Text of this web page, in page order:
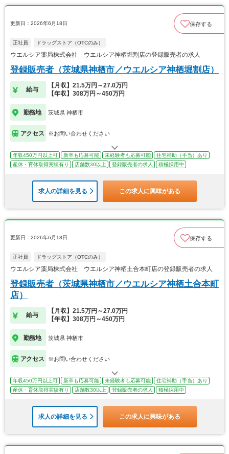
更新日：2026年6月18日 保存する
正社員 ドラッグストア（OTCのみ）
ウエルシア薬局株式会社 ウエルシア神栖堀割店の登録販売者の求人
登録販売者（茨城県神栖市／ウエルシア神栖堀割店）
給与
【月収】21.5万円～27.0万円
【年収】308万円～450万円
勤務地 茨城県 神栖市
アクセス ※お問い合わせください
年収450万円以上可 新卒も応募可能 未経験者も応募可能
住宅補助（手当）あり
産休・育休取得実績有り
店舗数30以上 登録販売者の求人 積極採用中
求人の詳細を見る この求人に興味がある
更新日：2026年6月18日 保存する
正社員 ドラッグストア（OTCのみ）
ウエルシア薬局株式会社 ウエルシア神栖土合本町店の登録販売者の求人
登録販売者（茨城県神栖市／ウエルシア神栖土合本町
店）
給与
【月収】21.5万円～27.0万円
【年収】308万円～450万円
勤務地 茨城県 神栖市
アクセス ※お問い合わせください
年収450万円以上可 新卒も応募可能 未経験者も応募可能
住宅補助（手当）あり
産休・育休取得実績有り
店舗数30以上 登録販売者の求人 積極採用中
求人の詳細を見る この求人に興味がある